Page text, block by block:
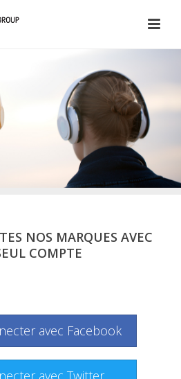
NOS MARQUES AVEC
COMPTE
avec Facebook
avec Twitter